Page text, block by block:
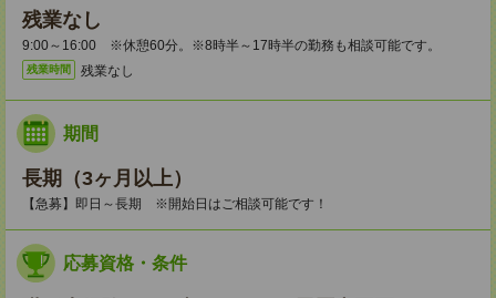
残業なし
9:00～16:00 ※休憩60分。※8時半～17時半の勤務も相談可能です。
残業時間 残業なし
期間
長期（3ヶ月以上）
【急募】即日～長期 ※開始日はご相談可能です！
応募資格・条件